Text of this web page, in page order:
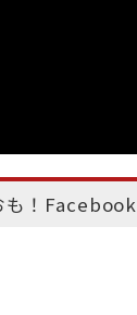
も！Facebook